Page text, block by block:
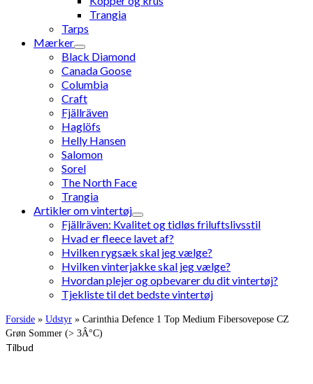
Trangia
Tarps
Mærker
Black Diamond
Canada Goose
Columbia
Craft
Fjällräven
Haglöfs
Helly Hansen
Salomon
Sorel
The North Face
Trangia
Artikler om vintertøj
Fjällräven: Kvalitet og tidløs friluftslivsstil
Hvad er fleece lavet af?
Hvilken rygsæk skal jeg vælge?
Hvilken vinterjakke skal jeg vælge?
Hvordan plejer og opbevarer du dit vintertøj?
Tjekliste til det bedste vintertøj
Forside » Udstyr » Carinthia Defence 1 Top Medium Fibersovepose CZ
Grøn Sommer (> 3Â°C)
Tilbud